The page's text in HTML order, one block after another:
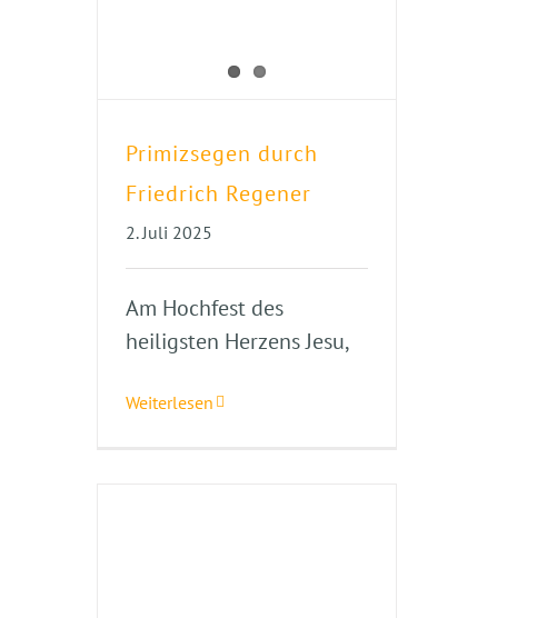
Primizsegen durch
Friedrich Regener
2. Juli 2025
Am Hochfest des
heiligsten Herzens Jesu,
Weiterlesen